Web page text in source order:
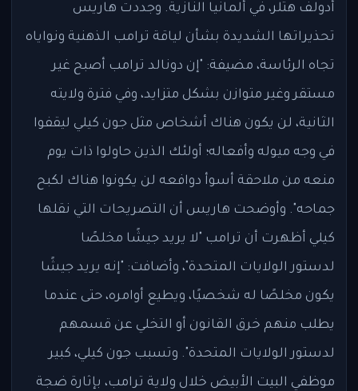
أدولف هتلر، في ألمانيا النازية. وجددت هاريس
تحذيراتها الشديدة بشأن لياقة ترامب الذهنية ونواياه
تجاه الرئاسة، مضيفة: "إن دونالد ترامب أصبح غير
مستقر وغير متوازن بشكل متزايد، وفي فترة ولايته
الثانية، لن يكون هناك أشخاص مثل جون كيلي ليقفوا
في وجه ميوله وأفعاله؛ أولئك الذين حاولوا ذات يوم
منعه من ملاحقة أسوأ دوافعه لن يكونوا هناك لكبح
جماحه". وأوضحت هاريس أن التصريحات التي نقلها
كيلي أظهرت أن ترامب "لا يريد جيشًا مخلصًا
لدستور الولايات المتحدة"، وأضافت: "إنه يريد جيشًا
يكون مخلصًا له شخصيًا، ويطيع أوامره، حتى عندما
يطلب منهم خرق القانون أو التخلي عن قسمهم
لدستور الولايات المتحدة". وتسبب جون كيلي، كبير
موظفي البيت الأبيض خلال ولاية ترامب، بإثارة ضجة